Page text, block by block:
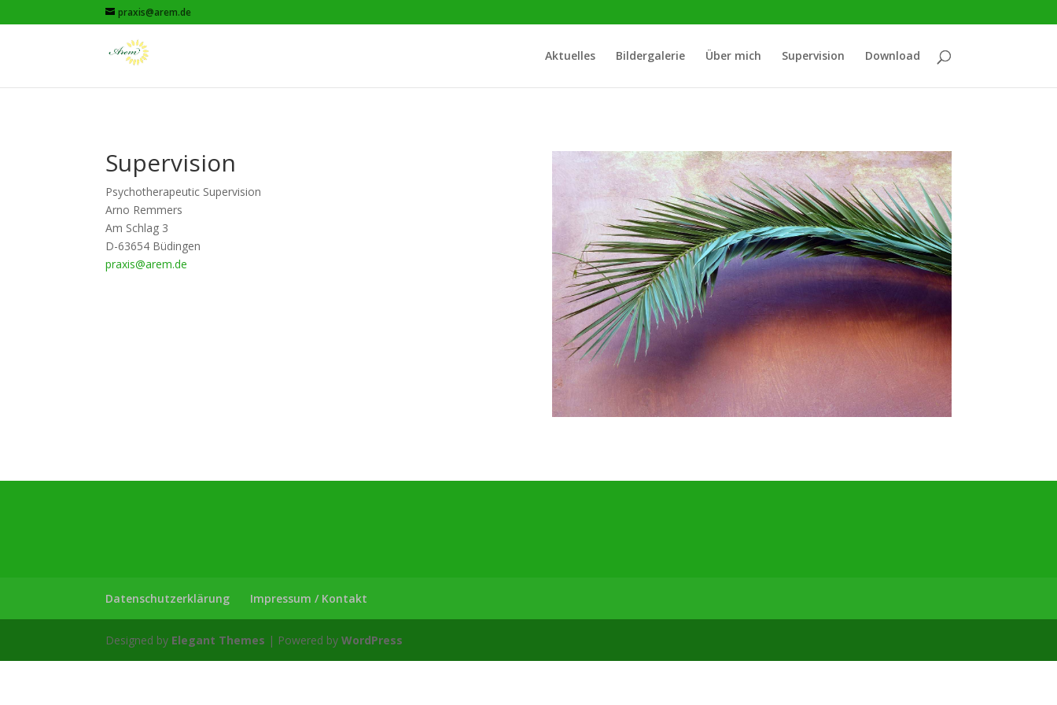
praxis@arem.de
Aktuelles Bildergalerie Über mich Supervision Download
Supervision
Psychotherapeutic Supervision
Arno Remmers
Am Schlag 3
D-63654 Büdingen
praxis@arem.de
Datenschutzerklärung Impressum / Kontakt
Designed by Elegant Themes | Powered byWordPress